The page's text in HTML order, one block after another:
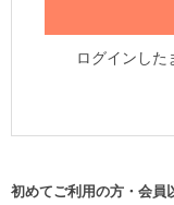
ログインした
初めてご利用の方・会員